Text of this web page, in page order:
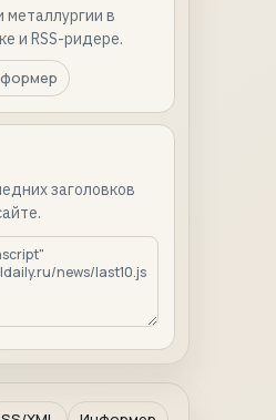
в
и RSS-ридере.
заголовков